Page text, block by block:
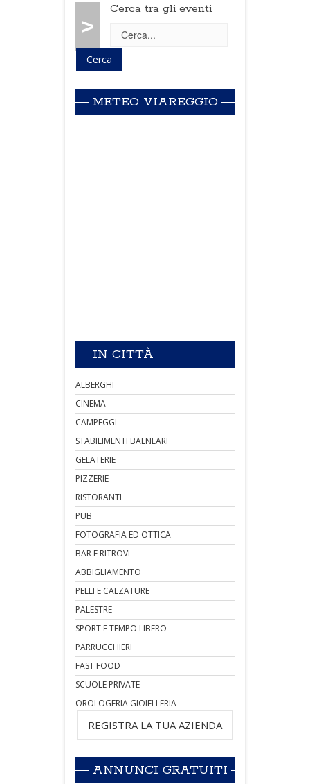
>
Cerca tra gli eventi
METEO VIAREGGIO
IN CITTÀ
ALBERGHI
CINEMA
CAMPEGGI
STABILIMENTI BALNEARI
GELATERIE
PIZZERIE
RISTORANTI
PUB
FOTOGRAFIA ED OTTICA
BAR E RITROVI
ABBIGLIAMENTO
PELLI E CALZATURE
PALESTRE
SPORT E TEMPO LIBERO
PARRUCCHIERI
FAST FOOD
SCUOLE PRIVATE
OROLOGERIA GIOIELLERIA
REGISTRA LA TUA AZIENDA
ANNUNCI GRATUITI